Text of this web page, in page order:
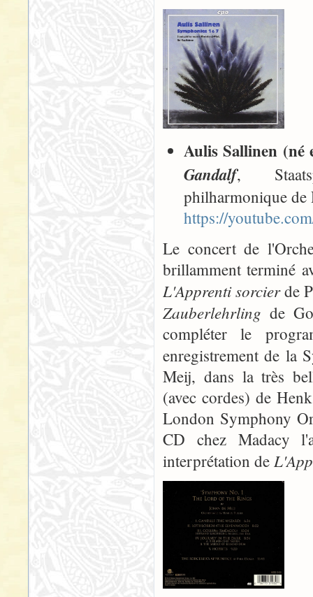
Aulis Sallinen (né
Gandalf,
philharmonique de
https://
Le concert de
brillamment terminé
L'Apprenti sorcierde
Zauberlehrling de
compléter le
enregistrement de la
Meij, dans la très
(avec cordes) de
London Symphony
CD chez Madacy
interprétation de